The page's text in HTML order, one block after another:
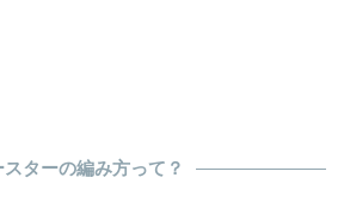
スターの編み方って？